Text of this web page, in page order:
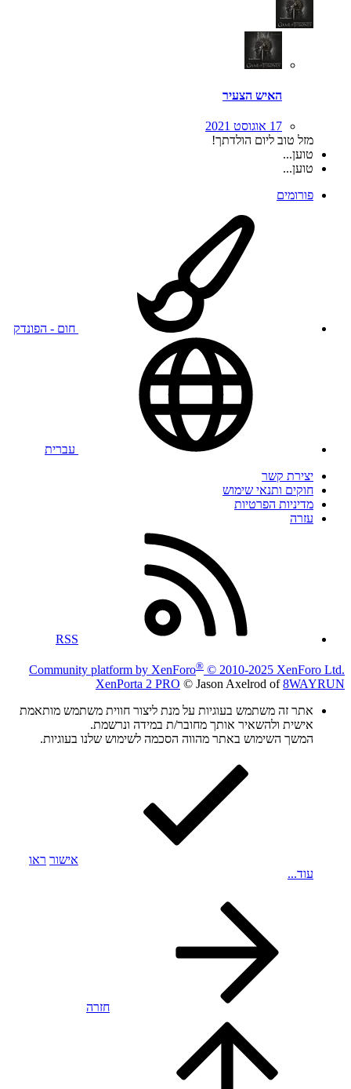
האיש הצעיר
17 אוגוסט 2021
מזל טוב ליום הולדתך!
טוען...
טוען...
פורומים
חום - הפונדק
עברית
יצירת קשר
חוקים ותנאי שימוש
מדיניות הפרטיות
עזרה
RSS
Community platform by XenForo® © 2010-2025 XenForo Ltd.
XenPorta 2 PRO © Jason Axelrod of8WAYRUN
אתר זה משתמש בעוגיות על מנת ליצור חווית משתמש מותאמת
אישית ולהשאיר אותך מחובר/ת במידה ונרשמת.
המשך השימוש באתר מהווה הסכמה לשימוש שלנו בעוגיות.
אישור ראו
עוד...
חזרה